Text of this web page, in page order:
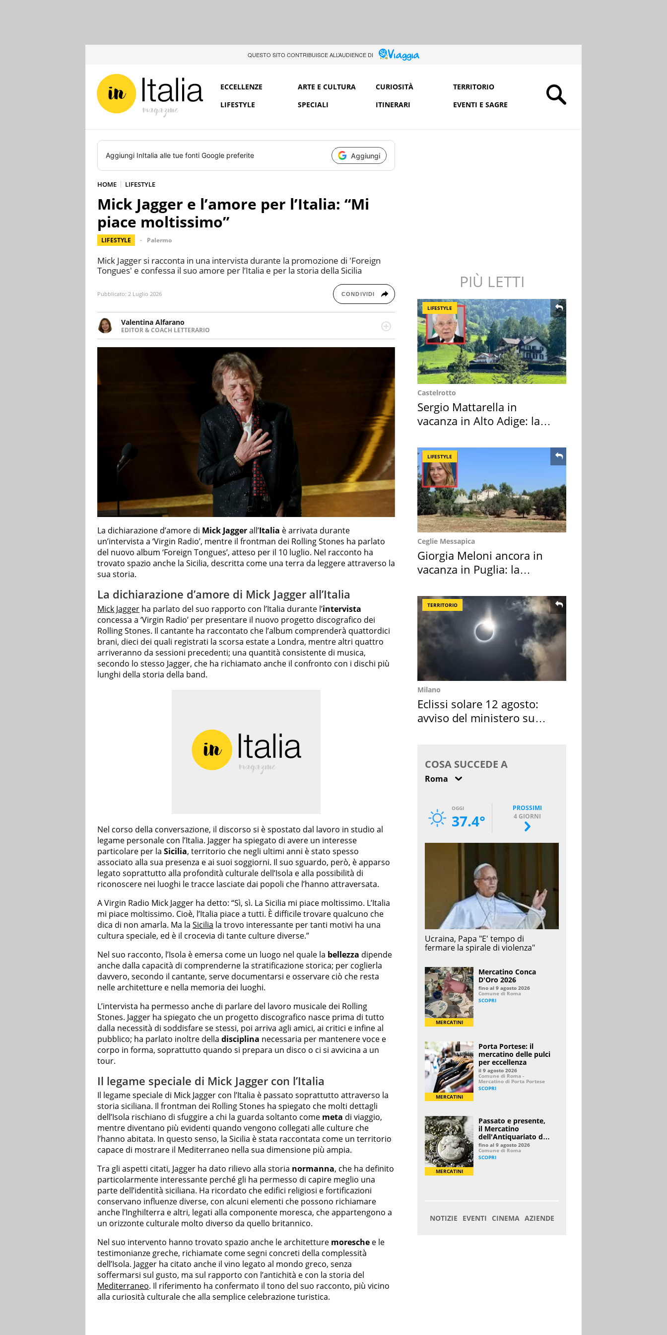
QUESTO SITO CONTRIBUISCE ALL’AUDIENCE DI
ECCELLENZE ARTE E CULTURA CURIOSITÀ
TERRITORIO
LIFESTYLE
SPECIALI ITINERARI EVENTI E SAGRE
Aggiungi InItalia alle tue fonti Google preferite Aggiungi
HOME LIFESTYLE
Mick Jagger e l’amore per l’Italia: “Mi
piace moltissimo”
LIFESTYLE Palermo
Mick Jagger si racconta in una intervista durante la promozione di 'Foreign
Tongues' e confessa il suo amore per l’Italia e per la storia della Sicilia
Pubblicato: 2 Luglio 2026 CONDIVIDI
Valentina Alfarano
EDITOR & COACH LETTERARIO
Lavorare con le storie è la mia missione! Specializzata in storytelling di viaggi,
lavoro come editor di narrativa e coach di scrittura creativa.
La dichiarazione d’amore di Mick Jaggerall’Italia è arrivata durante
un’intervista a ‘Virgin Radio’, mentre il frontman dei Rolling Stones ha parlato
del nuovo album ‘Foreign Tongues’, atteso per il 10 luglio. Nel racconto ha
trovato spazio anche la Sicilia, descritta come una terra da leggere attraverso la
sua storia.
La dichiarazione d’amore di Mick Jagger all’Italia
Mick Jagger ha parlato del suo rapporto con l’Italia durante l’intervista
concessa a ‘Virgin Radio’ per presentare il nuovo progetto discografico dei
Rolling Stones. Il cantante ha raccontato che l’album comprenderà quattordici
brani, dieci dei quali registrati la scorsa estate a Londra, mentre altri quattro
arriveranno da sessioni precedenti; una quantità consistente di musica,
secondo lo stesso Jagger, che ha richiamato anche il confronto con i dischi più
lunghi della storia della band.
Nel corso della conversazione, il discorso si è spostato dal lavoro in studio al
legame personale con l’Italia. Jagger ha spiegato di avere un interesse
particolare per la Sicilia, territorio che negli ultimi anni è stato spesso
associato alla sua presenza e ai suoi soggiorni. Il suo sguardo, però, è apparso
legato soprattutto alla profondità culturale dell’Isola e alla possibilità di
riconoscere nei luoghi le tracce lasciate dai popoli che l’hanno attraversata.
A Virgin Radio Mick Jagger ha detto: “Sì, sì. La Sicilia mi piace moltissimo. L’Italia
mi piace moltissimo. Cioè, l’Italia piace a tutti. È difficile trovare qualcuno che
dica di non amarla. Ma la Sicilia la trovo interessante per tanti motivi ha una
cultura speciale, ed è il crocevia di tante culture diverse.”
Nel suo racconto, l’Isola è emersa come un luogo nel quale la bellezza dipende
anche dalla capacità di comprenderne la stratificazione storica; per coglierla
davvero, secondo il cantante, serve documentarsi e osservare ciò che resta
nelle architetture e nella memoria dei luoghi.
L’intervista ha permesso anche di parlare del lavoro musicale dei Rolling
Stones. Jagger ha spiegato che un progetto discografico nasce prima di tutto
dalla necessità di soddisfare se stessi, poi arriva agli amici, ai critici e infine al
pubblico; ha parlato inoltre della disciplina necessaria per mantenere voce e
corpo in forma, soprattutto quando si prepara un disco o ci si avvicina a un
tour.
Il legame speciale di Mick Jagger con l’Italia
Il legame speciale di Mick Jagger con l’Italia è passato soprattutto attraverso la
storia siciliana. Il frontman dei Rolling Stones ha spiegato che molti dettagli
dell’Isola rischiano di sfuggire a chi la guarda soltanto come meta di viaggio,
mentre diventano più evidenti quando vengono collegati alle culture che
l’hanno abitata. In questo senso, la Sicilia è stata raccontata come un territorio
capace di mostrare il Mediterraneo nella sua dimensione più ampia.
Tra gli aspetti citati, Jagger ha dato rilievo alla storia normanna, che ha definito
particolarmente interessante perché gli ha permesso di capire meglio una
parte dell’identità siciliana. Ha ricordato che edifici religiosi e fortificazioni
conservano influenze diverse, con alcuni elementi che possono richiamare
anche l’Inghilterra e altri, legati alla componente moresca, che appartengono a
un orizzonte culturale molto diverso da quello britannico.
Nel suo intervento hanno trovato spazio anche le architetture moresche e le
testimonianze greche, richiamate come segni concreti della complessità
dell’Isola. Jagger ha citato anche il vino legato al mondo greco, senza
soffermarsi sul gusto, ma sul rapporto con l’antichità e con la storia del
Mediterraneo. Il riferimento ha confermato il tono del suo racconto, più vicino
alla curiosità culturale che alla semplice celebrazione turistica.
PIÙ LETTI
LIFESTYLE
Castelrotto
Sergio Mattarella in
vacanza in Alto Adige: la
LIFESTYLE
Ceglie Messapica
Giorgia Meloni ancora in
vacanza in Puglia: la
TERRITORIO
Milano
Eclissi solare 12 agosto:
avviso del ministero su